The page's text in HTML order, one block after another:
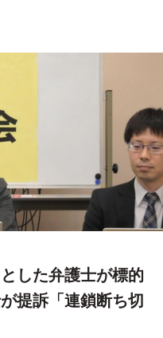
した弁護士が標的
提訴「連鎖断ち切